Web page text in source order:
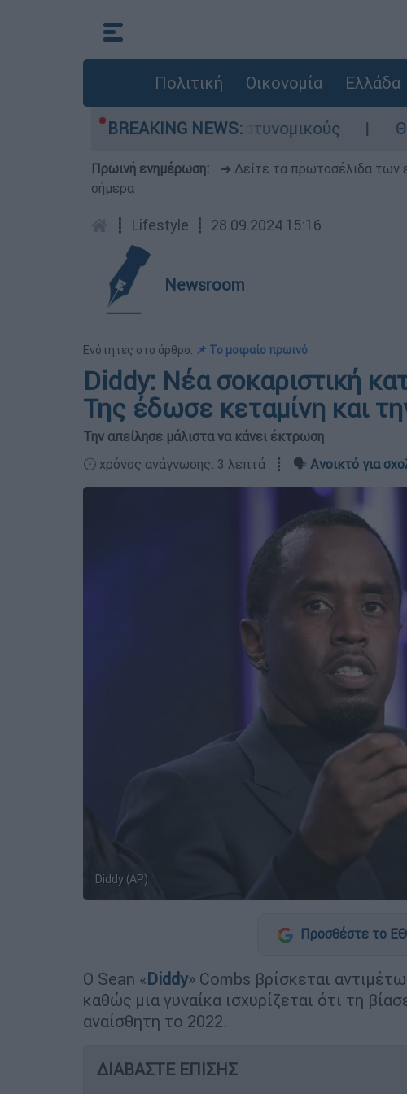
Πολιτική Οικονομία Ελλάδα
BREAKING NEWS:
αποκάλυψε στους αστυνομικούς
Πρωινή ενημέρωση: ➔ Δείτε τα πρωτοσέλιδα των
σήμερα
┋ Lifestyle ┋ 28.09.2024 15:16
Newsroom
Ενότητες στο άρθρο: 📌 Το μοιραίο πρωινό
Diddy: Νέα σοκαριστική
Της έδωσε κεταμίνη και
Την απείλησε μάλιστα να κάνει έκτρωση
🕛 χρόνος ανάγνωσης: 3 λεπτά ┋ 🗣️ Ανοικτό για
Diddy (AP)
Προσθέστε το
Ο Sean «Diddy» Combs βρίσκεται
καθώς μια γυναίκα ισχυρίζεται ότι τη
αναίσθητη το 2022.
ΔΙΑΒΑΣΤΕ ΕΠΙΣΗΣ